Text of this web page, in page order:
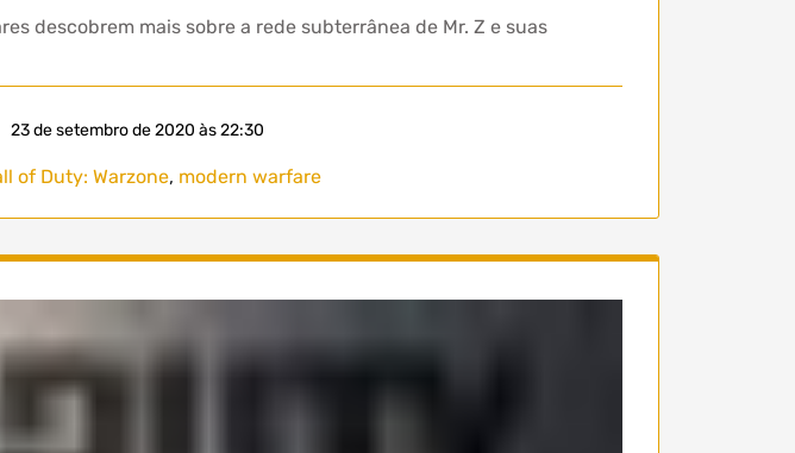
descobrem mais sobre a rede subterrânea de Mr. Z e suas
23 de setembro de 2020 às 22:30
of Duty: Warzone, modern warfare